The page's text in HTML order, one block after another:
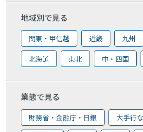
地域別で見る
関東・甲信越 近畿 九州
北海道 東北 中・四国
業態で見る
財務省・金融庁・日銀 大手行